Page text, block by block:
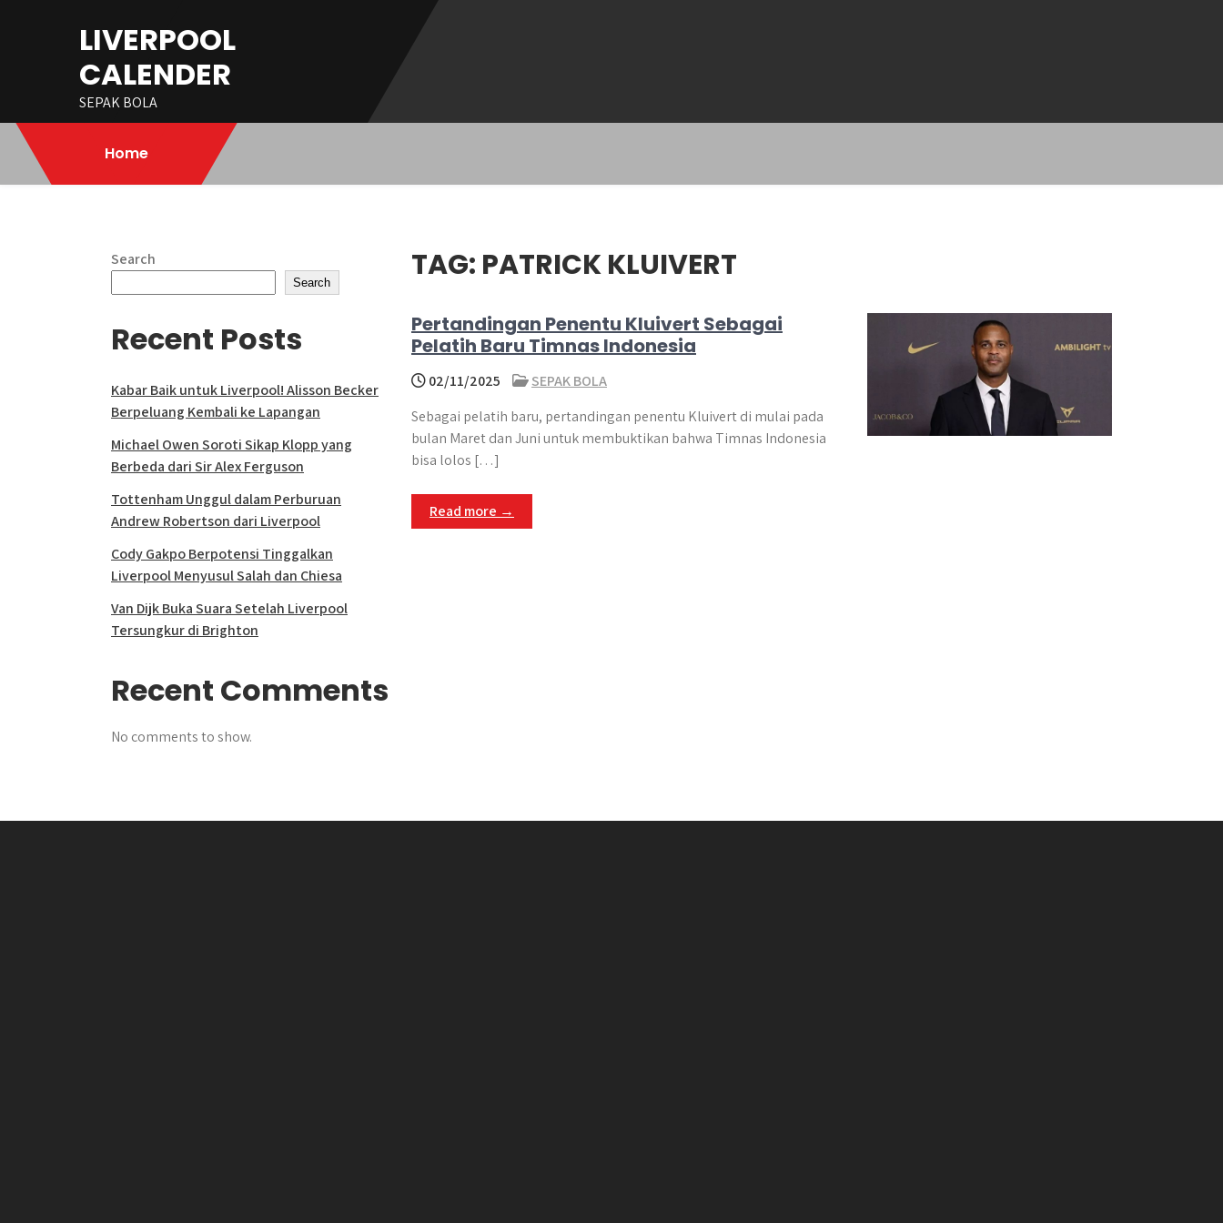
LIVERPOOL
CALENDER
SEPAK BOLA
Home
TAG: PATRICK KLUIVERT
Pertandingan Penentu Kluivert Sebagai
Pelatih Baru Timnas Indonesia
02/11/2025
SEPAK BOLA
Sebagai pelatih baru, pertandingan penentu Kluivert di mulai pada
bulan Maret dan Juni untuk membuktikan bahwa Timnas Indonesia
bisa lolos […]
Read more →
Search
Search
Recent Posts
Kabar Baik untuk Liverpool! Alisson Becker
Berpeluang Kembali ke Lapangan
Michael Owen Soroti Sikap Klopp yang
Berbeda dari Sir Alex Ferguson
Tottenham Unggul dalam Perburuan
Andrew Robertson dari Liverpool
Cody Gakpo Berpotensi Tinggalkan
Liverpool Menyusul Salah dan Chiesa
Van Dijk Buka Suara Setelah Liverpool
Tersungkur di Brighton
Recent Comments
No comments to show.